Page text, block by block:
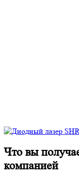
Что вы
компанией